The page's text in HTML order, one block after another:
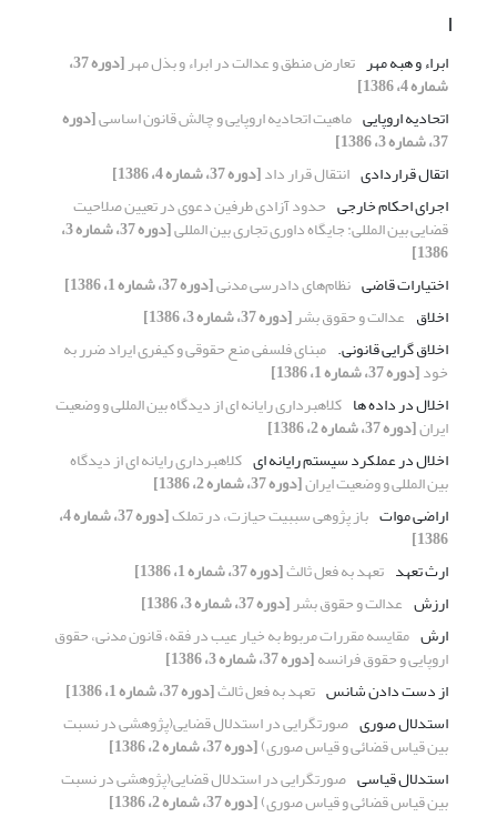
ا
ابراء و هبه مهر تعارض منطق و عدالت در ابراء و بذل مهر [دوره 37،
شماره 4، 1386]
اتحادیه اروپایی ماهیت اتحادیه اروپایی و چالش قانون اساسی[دوره
37، شماره 3، 1386]
اتقال قراردادی انتقال قرار داد[دوره 37، شماره 4، 1386]
اجرای احکام خارجی حدود آزادی طرفین دعوی در تعیین صلاحیت
قضایی بین المللی: جایگاه داوری تجاری بین المللی [دوره 37، شماره 3،
1386]
اختیارات قاضی نظام‌های دادرسی مدنی[دوره 37، شماره 1، 1386]
اخلاق عدالت و حقوق بشر[دوره 37، شماره 3، 1386]
اخلاق گرایی قانونی. مبنای فلسفی منع حقوقی و کیفری ایراد ضرر به
خود[دوره 37، شماره 1، 1386]
اخلال در داده ها کلاهبرداری رایانه ای از دیدگاه بین المللی و وضعیت
ایران[دوره 37، شماره 2، 1386]
اخلال در عملکرد سیستم رایانه ای کلاهبرداری رایانه ای از دیدگاه
بین المللی و وضعیت ایران[دوره 37، شماره 2، 1386]
اراضی موات باز پژوهی سببیت حیازت، در تملک [دوره 37، شماره 4،
1386]
ارث تعهد تعهد به فعل ثالث[دوره 37، شماره 1، 1386]
ارزش عدالت و حقوق بشر[دوره 37، شماره 3، 1386]
ارش مقایسه مقررات مربوط به خیار عیب در فقه، قانون مدنی، حقوق
اروپایی و حقوق فرانسه[دوره 37، شماره 3، 1386]
از دست دادن شانس تعهد به فعل ثالث[دوره 37، شماره 1، 1386]
استدلال صوری صورتگرایی در استدلال قضایی(پژوهشی در نسبت
بین قیاس قضائی و قیاس صوری)[دوره 37، شماره 2، 1386]
استدلال قیاسی صورتگرایی در استدلال قضایی(پژوهشی در نسبت
بین قیاس قضائی و قیاس صوری)[دوره 37، شماره 2، 1386]